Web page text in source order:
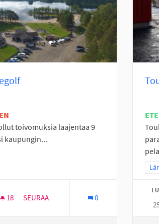
toivomuksia laajentaa 9
kaupungin...
Läntinen Seinäjoki
18 18 SEURAAJAA
SEURAA 0